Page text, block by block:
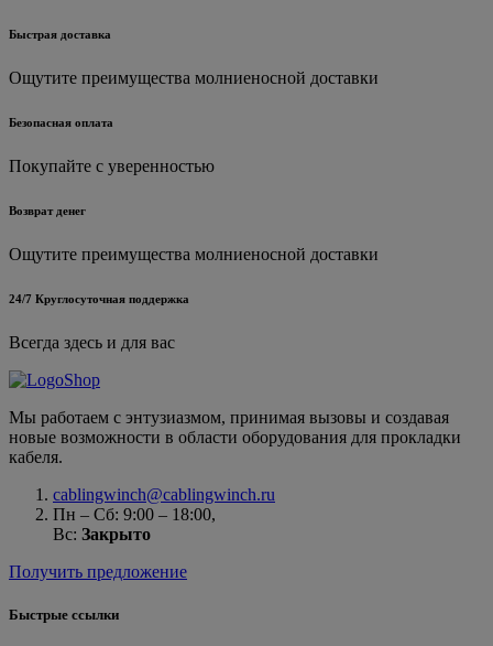
Быстрая доставка
Ощутите преимущества молниеносной доставки
Безопасная оплата
Покупайте с уверенностью
Возврат денег
Ощутите преимущества молниеносной доставки
24/7 Круглосуточная поддержка
Всегда здесь и для вас
Мы работаем с энтузиазмом, принимая вызовы и создавая
новые возможности в области оборудования для прокладки
кабеля.
cablingwinch@cablingwinch.ru
Пн – Сб: 9:00 – 18:00,
Вс: Закрыто
Получить предложение
Быстрые ссылки